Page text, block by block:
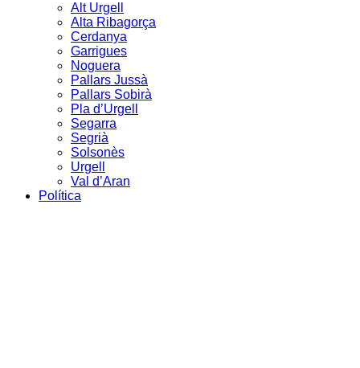
Alt Urgell
Alta Ribagorça
Cerdanya
Garrigues
Noguera
Pallars Jussà
Pallars Sobirà
Pla d’Urgell
Segarra
Segrià
Solsonès
Urgell
Val d’Aran
Política